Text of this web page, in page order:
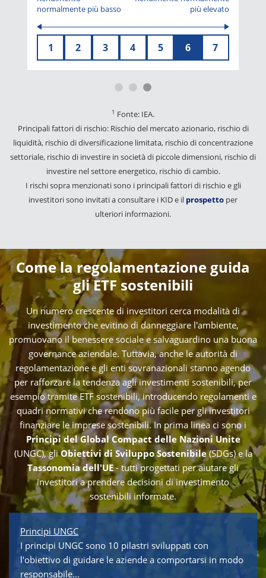
normalmente più basso
più elevato
1 2 3 4 5 6 7
1 Fonte: IEA.
Principali fattori di rischio: Rischio del mercato azionario, rischio di
liquidità, rischio di diversificazione limitata, rischio di concentrazione
settoriale, rischio di investire in società di piccole dimensioni, rischio di
investire nel settore energetico, rischio di cambio.
I rischi sopra menzionati sono i principali fattori di rischio e gli
investitori sono invitati a consultare i KID e il prospetto per
ulteriori informazioni.
Come la regolamentazione guida
gli ETF sostenibili
Un numero crescente di investitori cerca modalità di
investimento che evitino di danneggiare l'ambiente,
promuovano il benessere sociale e salvaguardino una buona
governance aziendale. Tuttavia, anche le autorità di
regolamentazione e gli enti sovranazionali stanno agendo
per rafforzare la tendenza agli investimenti sostenibili, per
esempio tramite ETF sostenibili, introducendo regolamenti e
quadri normativi che rendono più facile per gli investitori
finanziare le imprese sostenibili. In prima linea ci sono i
Principi del Global Compact delle Nazioni Unite
(UNGC), gliObiettivi di Sviluppo Sostenibile(SDGs) e la
Tassonomia dell'UE- tutti progettati per aiutare gli
investitori a prendere decisioni di investimento
sostenibili informate.
Principi UNGC
I principi UNGC sono 10 pilastri sviluppati con
l'obiettivo di guidare le aziende a comportarsi in modo
responsabile...